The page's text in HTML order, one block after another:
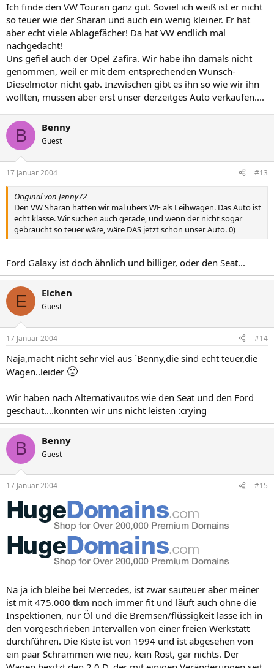
Ich finde den VW Touran ganz gut. Soviel ich weiß ist er nicht
so teuer wie der Sharan und auch ein wenig kleiner. Er hat
aber echt viele Ablagefächer! Da hat VW endlich mal
nachgedacht!
Uns gefiel auch der Opel Zafira. Wir habe ihn damals nicht
genommen, weil er mit dem entsprechenden Wunsch-
Dieselmotor nicht gab. Inzwischen gibt es ihn so wie wir ihn
wollten, müssen aber erst unser derzeitges Auto verkaufen....
B Benny
Guest
17 Januar 2004 #13
Original von Jenny72
Den VW Sharan hatten wir mal übers WE als Leihwagen. Das Auto ist
echt klasse. Wir suchen auch gerade, und wenn der nicht sogar
gebraucht so teuer wäre, wäre DAS jetzt schon unser Auto. 0)
Ford Galaxy ist doch ähnlich und billiger, oder den Seat...
E Elchen
Guest
17 Januar 2004 #14
Naja,macht nicht sehr viel aus ´Benny,die sind echt teuer,die
Wagen..leider 🙁
Wir haben nach Alternativautos wie den Seat und den Ford
geschaut....konnten wir uns nicht leisten :crying
B Benny
Guest
17 Januar 2004 #15
Na ja ich bleibe bei Mercedes, ist zwar sauteuer aber meiner
ist mit 475.000 tkm noch immer fit und läuft auch ohne die
Inspektionen, nur Öl und die Bremsen/flüssigkeit lasse ich in
den vorgeschrieben Intervallen von einer freien Werkstatt
durchführen. Die Kiste ist von 1994 und ist abgesehen von
ein paar Schrammen wie neu, kein Rost, gar nichts. Der